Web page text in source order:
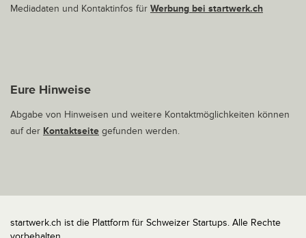
Mediadaten und Kontaktinfos für Werbung bei startwerk.ch
Eure Hinweise
Abgabe von Hinweisen und weitere Kontaktmöglichkeiten können
auf der Kontaktseite gefunden werden.
startwerk.ch ist die Plattform für Schweizer Startups. Alle Rechte